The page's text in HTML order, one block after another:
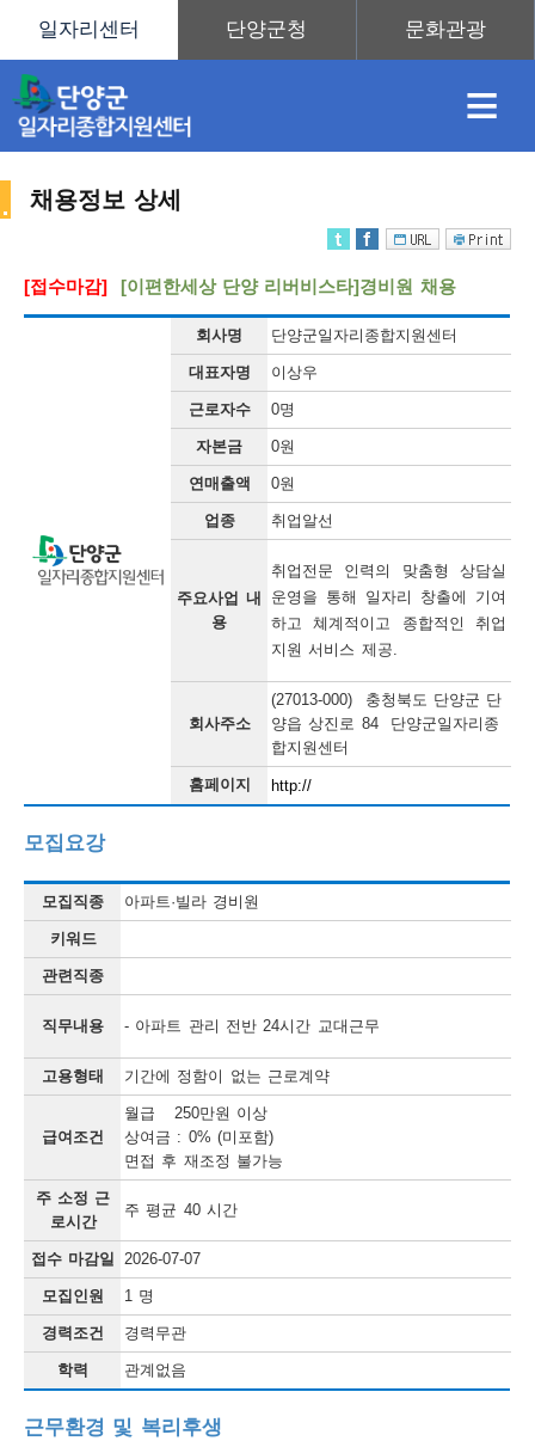
≡
보
보
련
정
보
우
미
내
채용정보 상세
[접수마감] [이편한세상 단양 리버비스타]경비원 채용
회사명 단양군일자리종합지원센터
대표자명 이상우
근로자수 0명
자본금 0원
연매출액 0원
업종 취업알선
주요사업 내
용
취업전문 인력의 맞춤형 상담실
운영을 통해 일자리 창출에 기여
하고 쳬계적이고 종합적인 취업
지원 서비스 제공.
회사주소
(27013-000) 충청북도 단양군 단
양읍 상진로 84 단양군일자리종
합지원센터
홈페이지 http://
모집요강
모집직종 아파트·빌라 경비원
키워드
관련직종
직무내용 - 아파트 관리 전반 24시간 교대근무
고용형태 기간에 정함이 없는 근로계약
급여조건
월급 250만원 이상
상여금 : 0% (미포함)
면접 후 재조정 불가능
주 소정 근
로시간
주 평균 40 시간
접수 마감일 2026-07-07
모집인원 1 명
경력조건 경력무관
학력 관계없음
근무환경 및 복리후생
보
오
늘
등
채
보
오
늘
마
감
되
는